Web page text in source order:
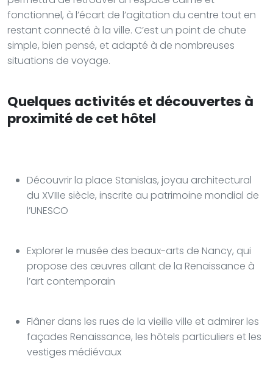
fonctionnel, à l’écart de l’agitation du centre tout en
restant connecté à la ville. C’est un point de chute
simple, bien pensé, et adapté à de nombreuses
situations de voyage.
Quelques activités et découvertes à
proximité de cet hôtel
Découvrir la place Stanislas, joyau architectural
du XVIIIe siècle, inscrite au patrimoine mondial de
l’UNESCO
Explorer le musée des beaux-arts de Nancy, qui
propose des œuvres allant de la Renaissance à
l’art contemporain
Flâner dans les rues de la vieille ville et admirer les
façades Renaissance, les hôtels particuliers et les
vestiges médiévaux